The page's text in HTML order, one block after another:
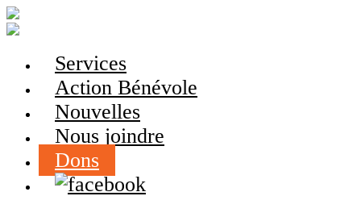
Services
Action Bénévole
Nouvelles
Nous joindre
Dons